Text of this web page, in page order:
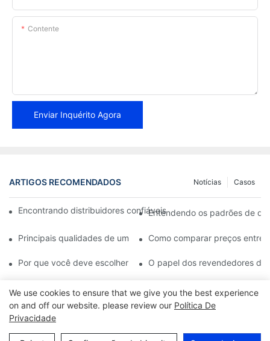
Contente
Enviar Inquérito Agora
ARTIGOS RECOMENDADOS Casos
Notícias
Encontrando distribuidores confiáveis ​​de pastilhas de freio
Entendendo os padrões de
Principais qualidades de um revendedor confiável de pastilhas
Como comparar preços entre
Por que você deve escolher um revendedor autorizado de
O papel dos revendedores
We use cookies to ensure that we give you the best experience
on and off our website. please review our Política De
Privacidade